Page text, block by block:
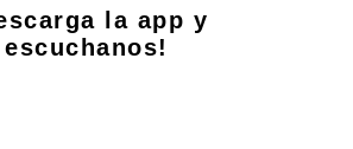
la app y
escuchanos!